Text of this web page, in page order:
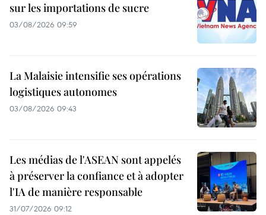
sur les importations de sucre
03/08/2026 09:59
La Malaisie intensifie ses opérations
logistiques autonomes
03/08/2026 09:43
Les médias de l'ASEAN sont appelés
à préserver la confiance et à adopter
l'IA de manière responsable
31/07/2026 09:12